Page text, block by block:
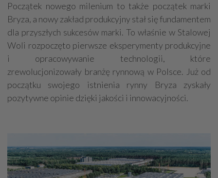
Początek nowego milenium to także początek marki
Bryza, a nowy zakład produkcyjny stał się fundamentem
dla przyszłych sukcesów marki. To właśnie w Stalowej
Woli rozpoczęto pierwsze eksperymenty produkcyjne
i opracowywanie technologii, które
zrewolucjonizowały branżę rynnową w Polsce. Już od
początku swojego istnienia rynny Bryza zyskały
pozytywne opinie dzięki jakości i innowacyjności.